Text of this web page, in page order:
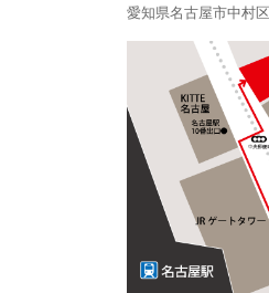
愛知県名古屋市中村